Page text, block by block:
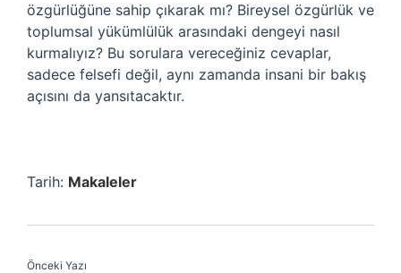
özgürlüğüne sahip çıkarak mı? Bireysel özgürlük ve
toplumsal yükümlülük arasındaki dengeyi nasıl
kurmalıyız? Bu sorulara vereceğiniz cevaplar,
sadece felsefi değil, aynı zamanda insani bir bakış
açısını da yansıtacaktır.
Tarih: Makaleler
Önceki Yazı